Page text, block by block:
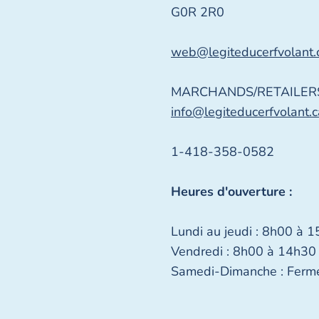
G0R 2R0
MARCHANDS/
1-418-358-0582
Heures d'ouverture :
Lundi au jeudi : 8h00 à
Vendredi : 8h00 à 14h30
Samedi-Dimanche :